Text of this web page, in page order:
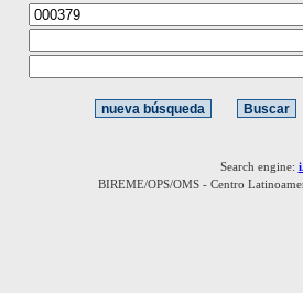
Search engine:
BIREME/OPS/OMS - Centro